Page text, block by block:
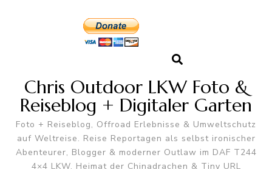
Chris Outdoor LKW Foto &
Reiseblog + Digitaler Garten
Foto + Reiseblog, Offroad Erlebnisse & Umweltschutz
auf Weltreise. Reise Reportagen als selbst ironischer
Abenteurer, Blogger & moderner Outlaw im DAF T244
4×4 LKW. Heimat der Chinadrachen & Tiny URL